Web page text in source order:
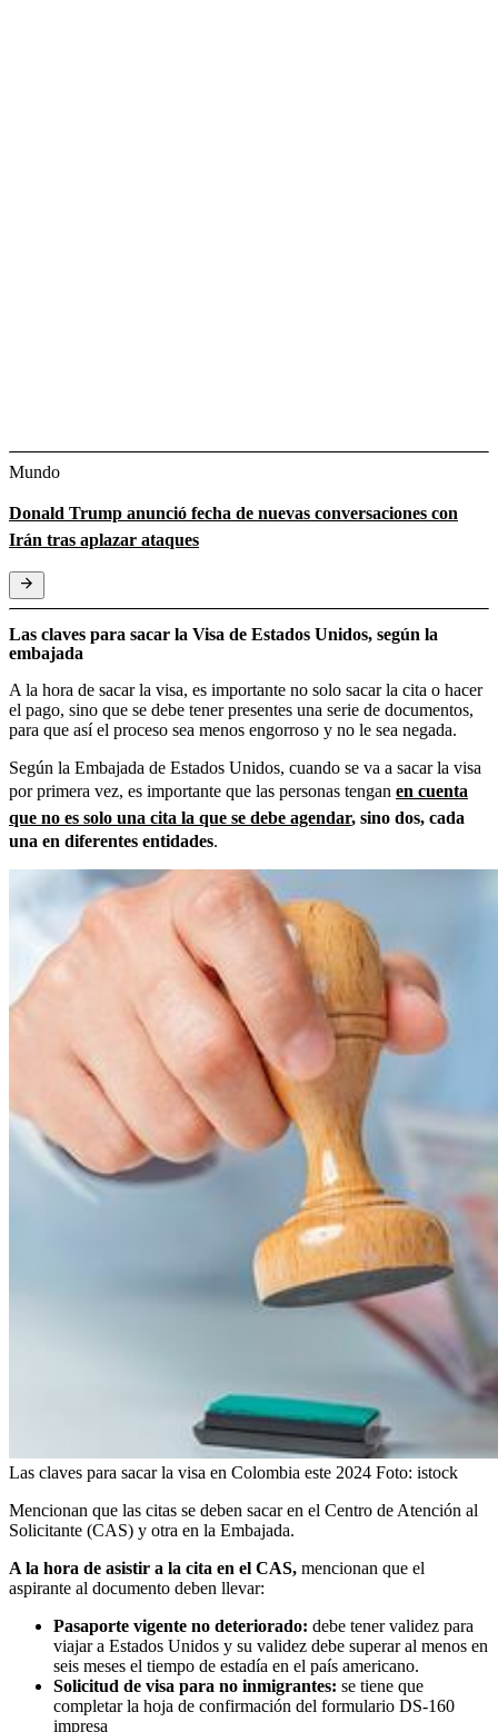
Mundo
Donald Trump anunció fecha de nuevas conversaciones con
Irán tras aplazar ataques
Las claves para sacar la Visa de Estados Unidos, según la
embajada
A la hora de sacar la visa, es importante no solo sacar la cita o hacer
el pago, sino que se debe tener presentes una serie de documentos,
para que así el proceso sea menos engorroso y no le sea negada.
Según la Embajada de Estados Unidos, cuando se va a sacar la visa
por primera vez, es importante que las personas tengan en cuenta
que no es solo una cita la que se debe agendar, sino dos, cada
una en diferentes entidades.
Las claves para sacar la visa en Colombia este 2024 Foto: istock
Mencionan que las citas se deben sacar en el Centro de Atención al
Solicitante (CAS) y otra en la Embajada.
A la hora de asistir a la cita en el CAS, mencionan que el
aspirante al documento deben llevar:
Pasaporte vigente no deteriorado: debe tener validez para
viajar a Estados Unidos y su validez debe superar al menos en
seis meses el tiempo de estadía en el país americano.
Solicitud de visa para no inmigrantes: se tiene que
completar la hoja de confirmación del formulario DS-160
impresa